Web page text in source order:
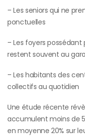
– Les seniors qui ne
ponctuelles
– Les foyers
restent souvent au
– Les habitants des
collectifs au quotidien
Une étude récente
accumulent moins de
en moyenne 20% sur